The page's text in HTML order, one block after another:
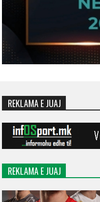
REKLAMA E JUAJ
REKLAMA E JUAJ